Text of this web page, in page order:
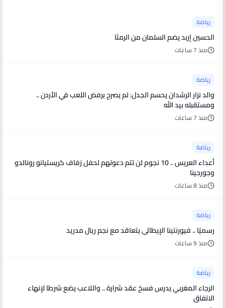
رياضة
الحسين إربد يضم السلمان من الرمثا
منذ 7 ساعات
رياضة
والد نزار الرشدان يحسم الجدل: لم يصرح برفض اللعب في الأردن ..
ومستقبله بيد الله
منذ 7 ساعات
رياضة
أعداء العريس .. 10 نجوم لن تتم دعوتهم لحفل زفاف كريستيانو رونالدو
وجورجينا
منذ 8 ساعات
رياضة
رسميًا .. فيورنتينا الإيطالي يتعاقد مع نجم ريال مدريد
منذ 9 ساعات
رياضة
الرجاء المغربي يدرس فسخ عقد شرارة .. واللاعب يضع شرطا لإنهاء
الاتفاق